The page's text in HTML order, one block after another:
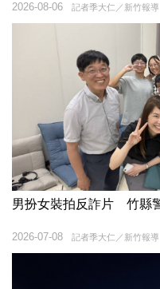
記者季大仁／新竹報導
2026-08-06
男扮女裝拍反詐片 竹縣
記者季大仁／新竹報導
2026-07-08